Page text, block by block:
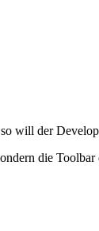
will der
die Toolbar